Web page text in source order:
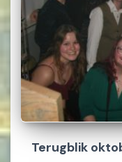
Terugblik